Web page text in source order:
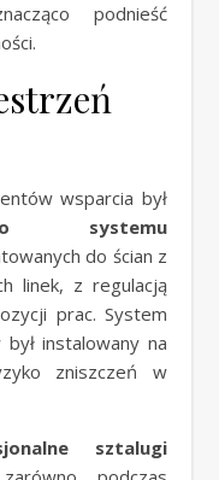
podnieść
wsparcia był
systemu
do ścian z
linek, z regulacją
prac. System
instalowany na
zniszczeń w
sztalugi